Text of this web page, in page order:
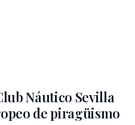
Náutico Sevilla
de piragüismo